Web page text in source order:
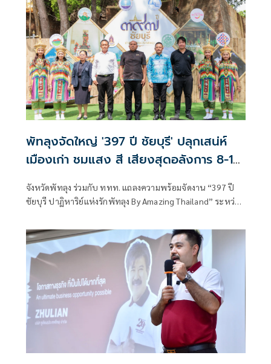
พัทลุงจัดใหญ่ '397 ปี ชัยบุรี' ปลุกเสน่ห์
เมืองเก่า ชมแสง สี เสียงสุดอลังการ 8-10
จังหวัดพัทลุง ร่วมกับ ททท. แถลงความพร้อมจัดงาน “397 ปี
ชัยบุรี ปาฏิหาริย์แห่งรักพัทลุง By Amazing Thailand” ระหว่าง
ประวัติศาสตร์ ศรัทธา วัฒนธรรม อาหารพื้นถิ่น และการแสด